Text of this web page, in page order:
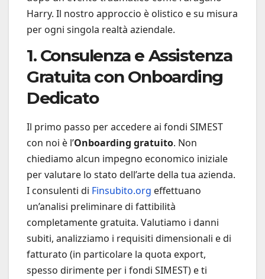
Harry. Il nostro approccio è olistico e su misura
per ogni singola realtà aziendale.
1. Consulenza e Assistenza
Gratuita con Onboarding
Dedicato
Il primo passo per accedere ai fondi SIMEST
con noi è l’Onboarding gratuito. Non
chiediamo alcun impegno economico iniziale
per valutare lo stato dell’arte della tua azienda.
I consulenti di Finsubito.org effettuano
un’analisi preliminare di fattibilità
completamente gratuita. Valutiamo i danni
subiti, analizziamo i requisiti dimensionali e di
fatturato (in particolare la quota export,
spesso dirimente per i fondi SIMEST) e ti